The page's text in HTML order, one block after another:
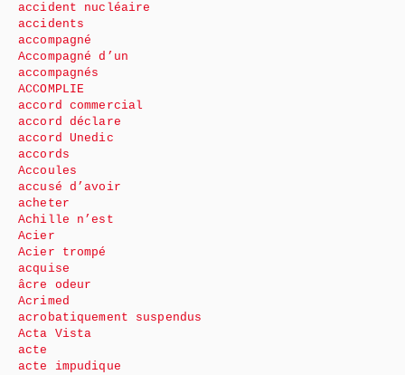
accident nucléaire
accidents
accompagné
Accompagné d’un
accompagnés
ACCOMPLIE
accord commercial
accord déclare
accord Unedic
accords
Accoules
accusé d’avoir
acheter
Achille n’est
Acier
Acier trompé
acquise
âcre odeur
Acrimed
acrobatiquement suspendus
Acta Vista
acte
acte impudique